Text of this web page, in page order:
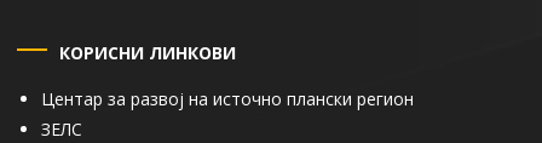
КОРИСНИ ЛИНКОВИ
Центар за развој на источно плански регион
ЗЕЛС